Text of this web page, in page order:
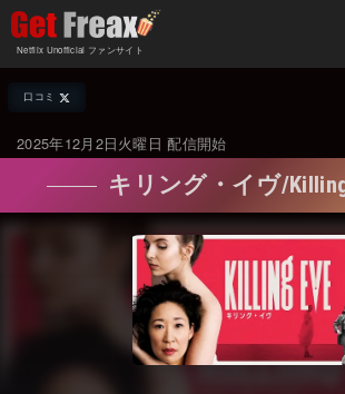
Netflix Unofficial ファンサイト
Netflix新着作品
オールジ
海外ドラマ・
海外映画
国内TV番組
国内映
配信終了予定の作品
海外ドラマ・ライン
Netflix 人気ランキング
Netflix 全作品ライン
Netflix配信作品カスタ
口コミ
2025年12月2日火曜日 配信開始
キリング・イヴ/